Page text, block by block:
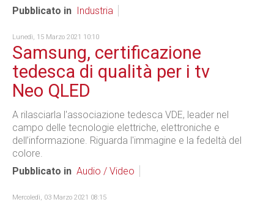
Pubblicato in
Industria
Lunedì, 15 Marzo 2021 10:10
Samsung, certificazione
tedesca di qualità per i tv
Neo QLED
A rilasciarla l'associazione tedesca VDE, leader nel
campo delle tecnologie elettriche, elettroniche e
dell’informazione. Riguarda l'immagine e la fedeltà del
colore.
Pubblicato in Audio / Video
Mercoledì, 03 Marzo 2021 08:15